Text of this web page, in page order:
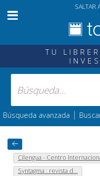
SALTAR
TU
Búsqueda avanzada |
Cilengua - Centro
Syntagma : revista d...